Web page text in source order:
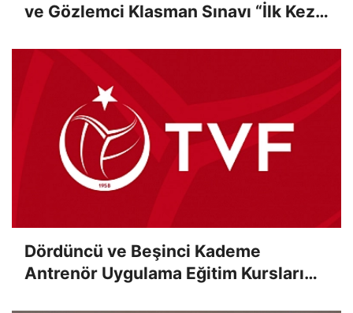
ve Gözlemci Klasman Sınavı “İlk Kez”
Dördüncü ve Beşinci Kademe
Antrenör Uygulama Eğitim Kursları